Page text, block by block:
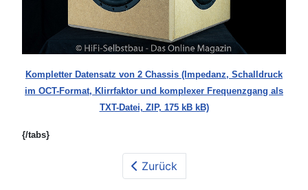
Kompletter Datensatz von 2 Chassis (Impedanz, Schalldruck
im OCT-Format, Klirrfaktor und komplexer Frequenzgang als
TXT-Datei, ZIP, 175 kB kB)
{/tabs}
Zurück